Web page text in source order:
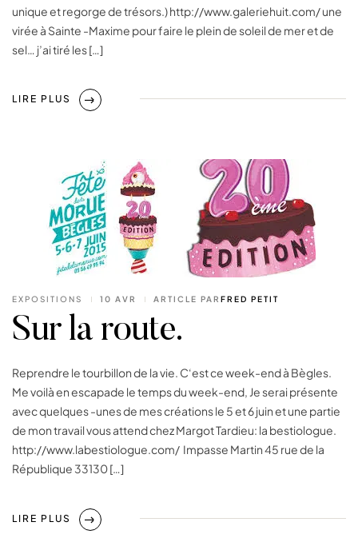
unique et regorge de trésors.) http://www.galeriehuit.com/ une
virée à Sainte -Maxime pour faire le plein de soleil de mer et de
sel… j’ai tiré les […]
LIRE PLUS
EXPOSITIONS 10 AVR ARTICLE PAR FRED PETIT
Sur la route.
Reprendre le tourbillon de la vie. C‘est ce week-end à Bègles.
Me voilà en escapade le temps du week-end, Je serai présente
avec quelques -unes de mes créations le 5 et 6 juin et une partie
de mon travail vous attend chez Margot Tardieu: la bestiologue.
http://www.labestiologue.com/ Impasse Martin 45 rue de la
République 33130 […]
LIRE PLUS